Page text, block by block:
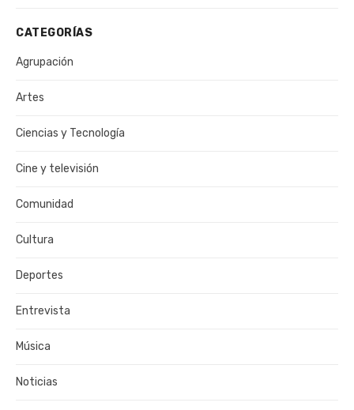
CATEGORÍAS
Agrupación
Artes
Ciencias y Tecnología
Cine y televisión
Comunidad
Cultura
Deportes
Entrevista
Música
Noticias